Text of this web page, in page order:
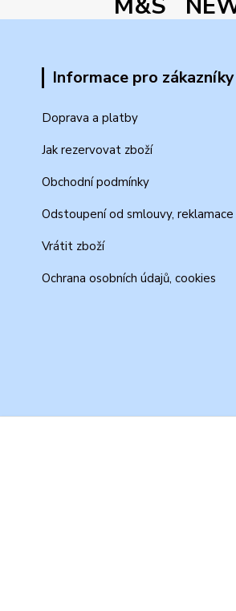
Informace pro zákazníky
Doprava a platby
Jak rezervovat zboží
Obchodní podmínky
Odstoupení od smlouvy, reklamace
Vrátit zboží
Ochrana osobních údajů, cookies